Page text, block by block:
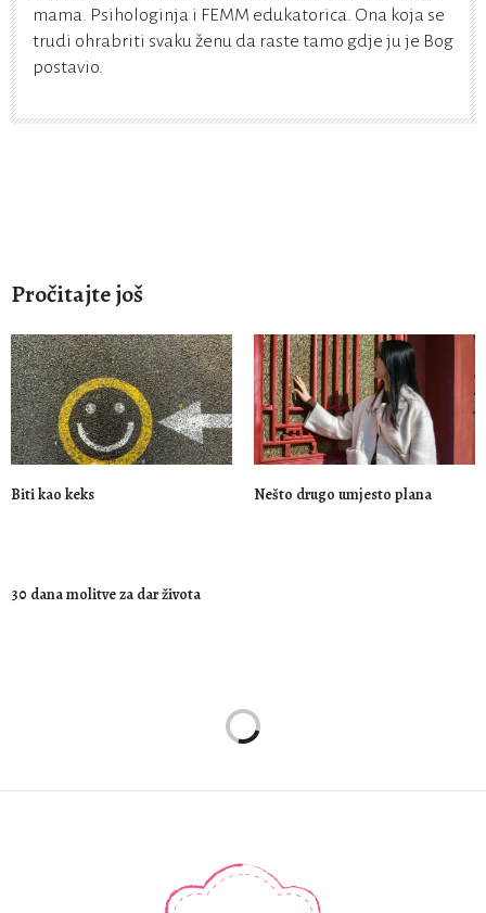
mama. Psihologinja i FEMM edukatorica. Ona koja se
trudi ohrabriti svaku ženu da raste tamo gdje ju je Bog
postavio.
Pročitajte još
Biti kao keks Nešto drugo umjesto plana
30 dana molitve za dar života